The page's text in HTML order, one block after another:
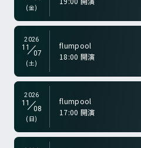
(金)
2026
11
07
(土)
flumpool
18:00 開演
color="gry">
2026
11
08
(日)
flumpool
17:00 開演
color="gry">